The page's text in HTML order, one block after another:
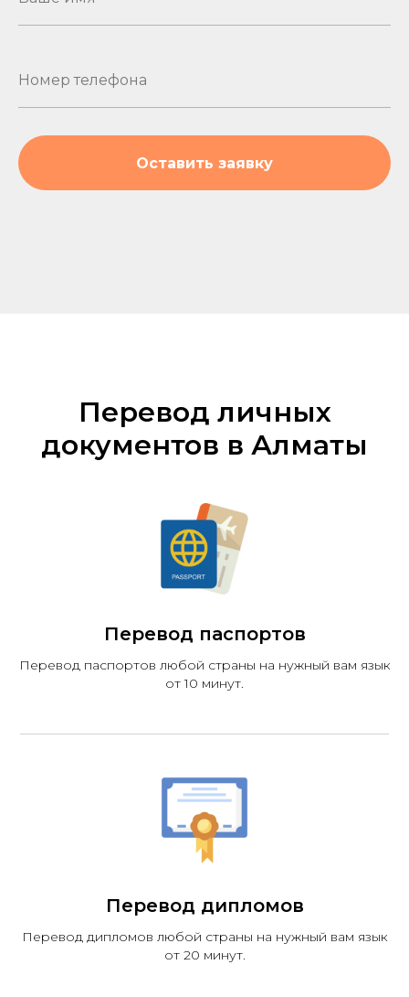
Оставить заявку
Перевод личных
документов в Алматы
Перевод паспортов
Перевод паспортов любой страны на нужный вам язык
от 10 минут.
Перевод дипломов
Перевод дипломов любой страны на нужный вам язык
от 20 минут.